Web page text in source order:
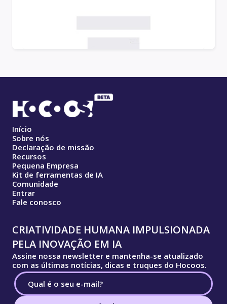
Início
Sobre nós
Declaração de missão
Recursos
Pequena Empresa
Kit de ferramentas de IA
Comunidade
Entrar
Fale conosco
CRIATIVIDADE HUMANA IMPULSIONADA
PELA INOVAÇÃO EM IA
Assine nossa newsletter e mantenha-se atualizado
com as últimas notícias, dicas e truques do Hocoos.